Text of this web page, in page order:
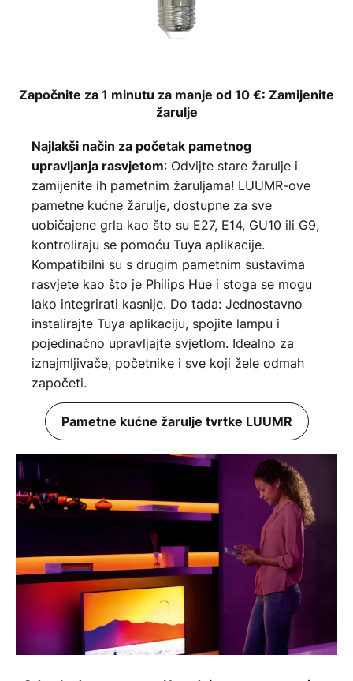
Započnite za 1 minutu za manje od 10 €: Zamijenite
žarulje
Najlakši način za početak pametnog
upravljanja rasvjetom: Odvijte stare žarulje i
zamijenite ih pametnim žaruljama! LUUMR-ove
pametne kućne žarulje, dostupne za sve
uobičajene grla kao što su E27, E14, GU10 ili G9,
kontroliraju se pomoću Tuya aplikacije.
Kompatibilni su s drugim pametnim sustavima
rasvjete kao što je Philips Hue i stoga se mogu
lako integrirati kasnije. Do tada: Jednostavno
instalirajte Tuya aplikaciju, spojite lampu i
pojedinačno upravljajte svjetlom. Idealno za
iznajmljivače, početnike i sve koji žele odmah
započeti.
Pametne kućne žarulje tvrtke LUUMR